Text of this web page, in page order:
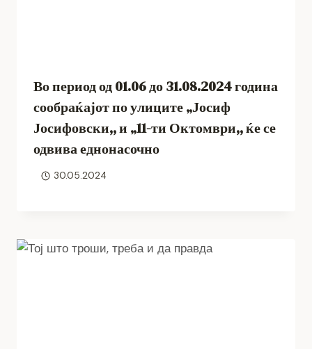
Во период од 01.06 до 31.08.2024 година
сообраќајот по улиците „Јосиф
Јосифовски,, и „11-ти Октомври,, ќе се
одвива еднонасочно
30.05.2024